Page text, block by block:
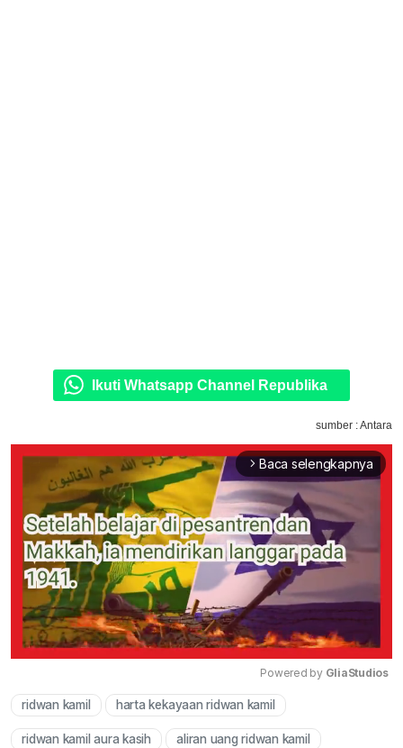
Ikuti Whatsapp Channel Republika
sumber : Antara
arrow_forward_ios Baca selengkapnya
Powered by GliaStudios
ridwan kamil harta kekayaan ridwan kamil
ridwan kamil aura kasih aliran uang ridwan kamil